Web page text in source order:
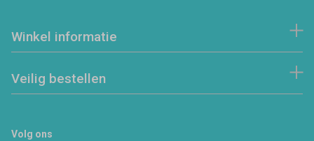
Winkel informatie
Veilig bestellen
Volg ons